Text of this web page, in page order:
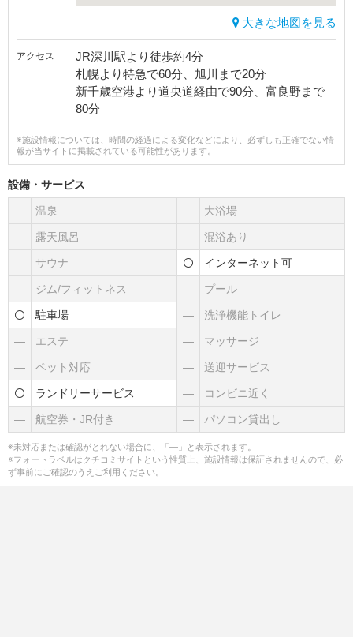
大きな地図を見る
アクセス
JR深川駅より徒歩約4分
札幌より特急で60分、旭川まで20分
新千歳空港より道央道経由で90分、富良野まで
80分
※施設情報については、時間の経過による変化などにより、必ずしも正確でない情
報が当サイトに掲載されている可能性があります。
設備・サービス
― 温泉 ― 大浴場
― 露天風呂 ― 混浴あり
― サウナ インターネット可
― ジム/フィットネス ― プール
駐車場 ― 洗浄機能トイレ
― エステ ― マッサージ
― ペット対応 ― 送迎サービス
ランドリーサービス ― コンビニ近く
― 航空券・JR付き ― パソコン貸出し
※未対応または確認がとれない場合に、「―」と表示されます。
※フォートラベルはクチコミサイトという性質上、施設情報は保証されませんので、必
ず事前にご確認のうえご利用ください。